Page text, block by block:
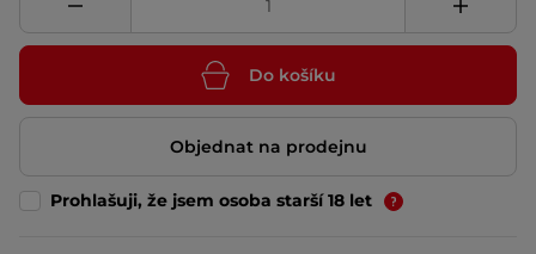
Do košíku
Objednat na prodejnu
Prohlašuji, že jsem osoba starší 18 let